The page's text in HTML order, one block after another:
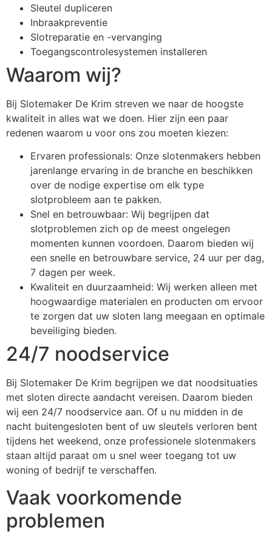
Sleutel dupliceren
Inbraakpreventie
Slotreparatie en -vervanging
Toegangscontrolesystemen installeren
Waarom wij?
Bij Slotemaker De Krim streven we naar de hoogste
kwaliteit in alles wat we doen. Hier zijn een paar
redenen waarom u voor ons zou moeten kiezen:
Ervaren professionals: Onze slotenmakers hebben
jarenlange ervaring in de branche en beschikken
over de nodige expertise om elk type
slotprobleem aan te pakken.
Snel en betrouwbaar: Wij begrijpen dat
slotproblemen zich op de meest ongelegen
momenten kunnen voordoen. Daarom bieden wij
een snelle en betrouwbare service, 24 uur per dag,
7 dagen per week.
Kwaliteit en duurzaamheid: Wij werken alleen met
hoogwaardige materialen en producten om ervoor
te zorgen dat uw sloten lang meegaan en optimale
beveiliging bieden.
24/7 noodservice
Bij Slotemaker De Krim begrijpen we dat noodsituaties
met sloten directe aandacht vereisen. Daarom bieden
wij een 24/7 noodservice aan. Of u nu midden in de
nacht buitengesloten bent of uw sleutels verloren bent
tijdens het weekend, onze professionele slotenmakers
staan altijd paraat om u snel weer toegang tot uw
woning of bedrijf te verschaffen.
Vaak voorkomende
problemen